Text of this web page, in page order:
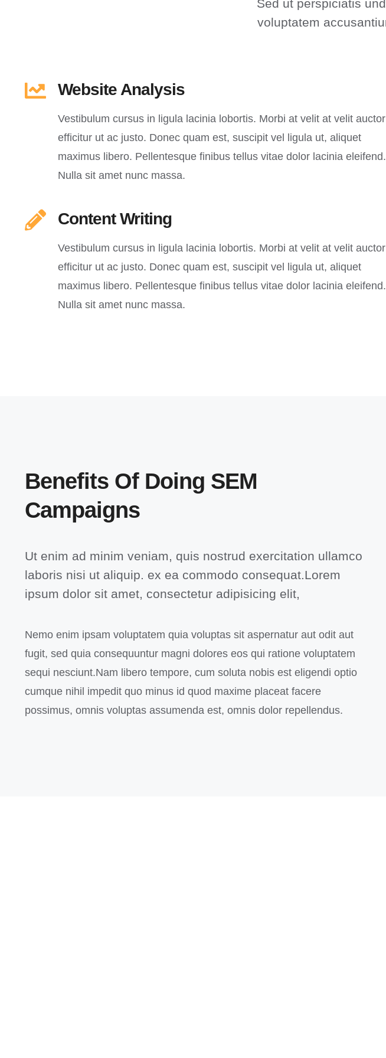
Sed ut perspiciatis
voluptatem
Website Analysis
Vestibulum cursus in ligula lacinia lobortis. Morbi at velit at velit auctor
efficitur ut ac justo. Donec quam est, suscipit vel ligula ut, aliquet
maximus libero. Pellentesque finibus tellus vitae dolor lacinia eleifend.
Nulla sit amet nunc massa.
Content Writing
Vestibulum cursus in ligula lacinia lobortis. Morbi at velit at velit auctor
efficitur ut ac justo. Donec quam est, suscipit vel ligula ut, aliquet
maximus libero. Pellentesque finibus tellus vitae dolor lacinia eleifend.
Nulla sit amet nunc massa.
Benefits Of Doing SEM
Campaigns
Ut enim ad minim veniam, quis nostrud exercitation ullamco
laboris nisi ut aliquip. ex ea commodo consequat.Lorem
ipsum dolor sit amet, consectetur adipisicing elit,
Nemo enim ipsam voluptatem quia voluptas sit aspernatur aut odit aut
fugit, sed quia consequuntur magni dolores eos qui ratione voluptatem
sequi nesciunt.Nam libero tempore, cum soluta nobis est eligendi optio
cumque nihil impedit quo minus id quod maxime placeat facere
possimus, omnis voluptas assumenda est, omnis dolor repellendus.